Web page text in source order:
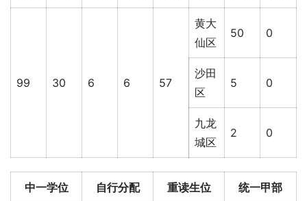
99 30 6 6 57
黄大
仙区
50 0
沙田
区
5 0
九龙
城区
2 0
中一学位 自行分配 重读生位 统一甲部